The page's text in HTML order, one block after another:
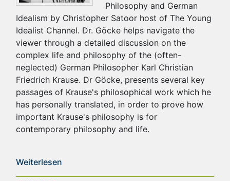
Philosophy and German
Idealism by Christopher Satoor host of The Young
Idealist Channel. Dr. Göcke helps navigate the
viewer through a detailed discussion on the
complex life and philosophy of the (often-
neglected) German Philosopher Karl Christian
Friedrich Krause. Dr Göcke, presents several key
passages of Krause's philosophical work which he
has personally translated, in order to prove how
important Krause's philosophy is for
contemporary philosophy and life.
Weiterlesen